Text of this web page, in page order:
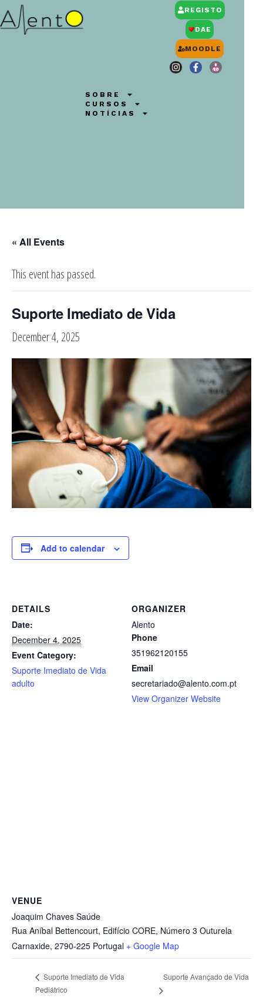
SOBRE
CURSOS
NOTÍCIAS
REGISTO
DAE
MOODLE
« All Events
This event has passed.
Suporte Imediato de Vida
December 4, 2025
Add to calendar
DETAILS
Date:
December 4, 2025
Event Category:
Suporte Imediato de Vida
adulto
ORGANIZER
Alento
Phone
351962120155
Email
secretariado@alento.com.pt
View Organizer Website
VENUE
Joaquim Chaves Saúde
Rua Aníbal Bettencourt, Edifício CORE, Número 3 Outurela
Carnaxide, 2790-225 Portugal + Google Map
Suporte Imediato de Vida
Pediátrico
Suporte Avançado de Vida